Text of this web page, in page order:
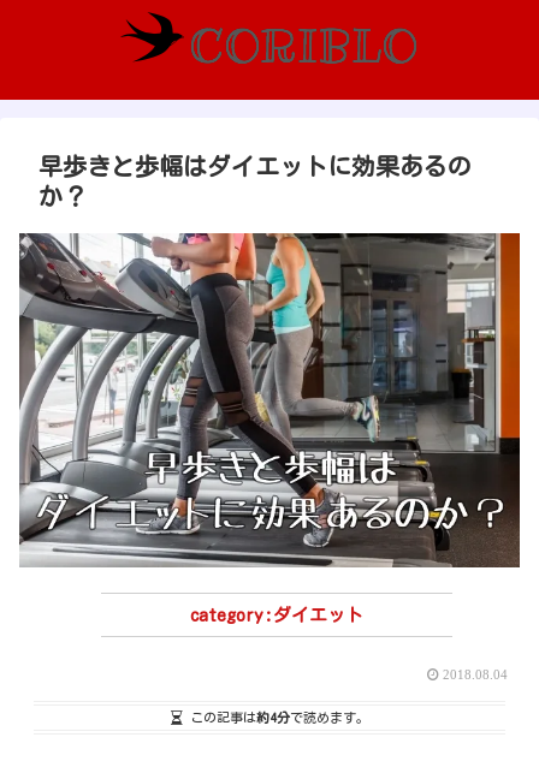
早歩きと歩幅はダイエットに効果あるの
か？
ダイエット
2018.08.04
この記事は約4分で読めます。